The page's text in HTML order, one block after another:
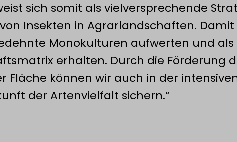
sich somit als vielversprechende
Insekten in Agrarlandschaften. Damit
Monokulturen aufwerten und als
erhalten. Durch die Förderung
Fläche können wir auch in der
der Artenvielfalt sichern.“